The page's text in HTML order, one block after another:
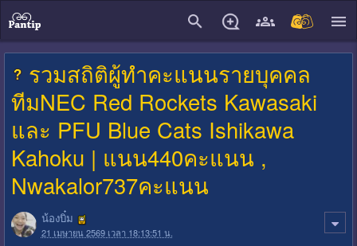
รวมสถิติผู้ทำคะแนนรายบุคคล
ทีมNEC Red Rockets Kawasaki
และ PFU Blue Cats Ishikawa
Kahoku | แนน440คะแนน ,
Nwakalor737คะแนน
น้องบิ๋ม
21 เมษายน 2569 เวลา 18:13:51 น.
close